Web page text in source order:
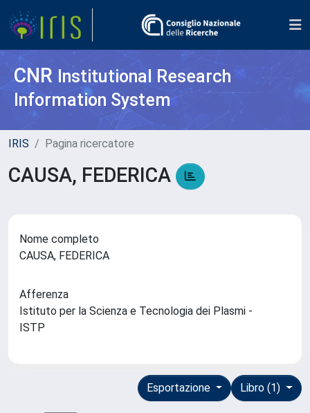
CNR Institutional Research
Information System
IRIS Pagina ricercatore
CAUSA, FEDERICA
Nome completo
CAUSA, FEDERICA
Afferenza
Istituto per la Scienza e Tecnologia dei Plasmi -
ISTP
Libro (1)
Esportazione